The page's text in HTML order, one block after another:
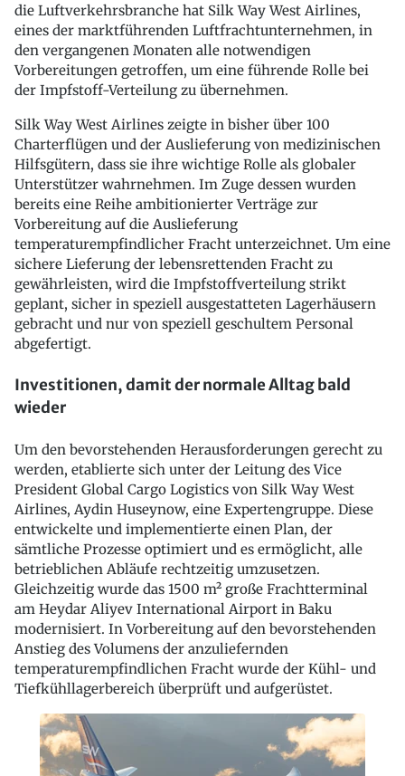
die Luftverkehrsbranche hat Silk Way West Airlines,
eines der marktführenden Luftfrachtunternehmen, in
den vergangenen Monaten alle notwendigen
Vorbereitungen getroffen, um eine führende Rolle bei
der Impfstoff-Verteilung zu übernehmen.
Silk Way West Airlines zeigte in bisher über 100
Charterflügen und der Auslieferung von medizinischen
Hilfsgütern, dass sie ihre wichtige Rolle als globaler
Unterstützer wahrnehmen. Im Zuge dessen wurden
bereits eine Reihe ambitionierter Verträge zur
Vorbereitung auf die Auslieferung
temperaturempfindlicher Fracht unterzeichnet. Um eine
sichere Lieferung der lebensrettenden Fracht zu
gewährleisten, wird die Impfstoffverteilung strikt
geplant, sicher in speziell ausgestatteten Lagerhäusern
gebracht und nur von speziell geschultem Personal
abgefertigt.
Investitionen, damit der normale Alltag bald
wieder
Um den bevorstehenden Herausforderungen gerecht zu
werden, etablierte sich unter der Leitung des Vice
President Global Cargo Logistics von Silk Way West
Airlines, Aydin Huseynow, eine Expertengruppe. Diese
entwickelte und implementierte einen Plan, der
sämtliche Prozesse optimiert und es ermöglicht, alle
betrieblichen Abläufe rechtzeitig umzusetzen.
Gleichzeitig wurde das 1500 m² große Frachtterminal
am Heydar Aliyev International Airport in Baku
modernisiert. In Vorbereitung auf den bevorstehenden
Anstieg des Volumens der anzuliefernden
temperaturempfindlichen Fracht wurde der Kühl- und
Tiefkühllagerbereich überprüft und aufgerüstet.